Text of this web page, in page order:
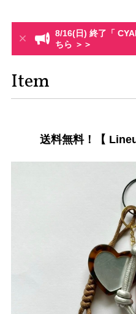
8/16(日) 終了「
ちら ＞＞
Item
送料無料！【